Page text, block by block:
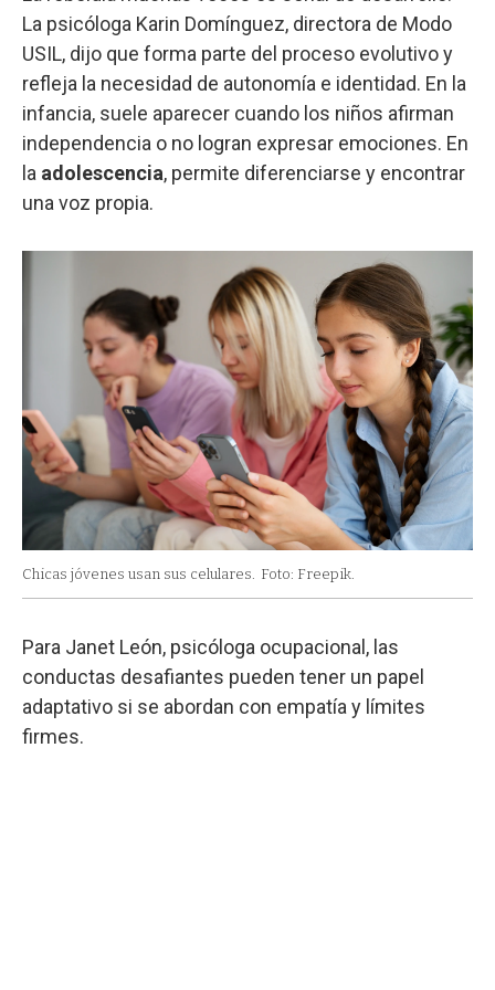
La psicóloga Karin Domínguez, directora de Modo
USIL, dijo que forma parte del proceso evolutivo y
refleja la necesidad de autonomía e identidad. En la
infancia, suele aparecer cuando los niños afirman
independencia o no logran expresar emociones. En
la adolescencia, permite diferenciarse y encontrar
una voz propia.
Chicas jóvenes usan sus celulares. Foto: Freepik.
Para Janet León, psicóloga ocupacional, las
conductas desafiantes pueden tener un papel
adaptativo si se abordan con empatía y límites
firmes.